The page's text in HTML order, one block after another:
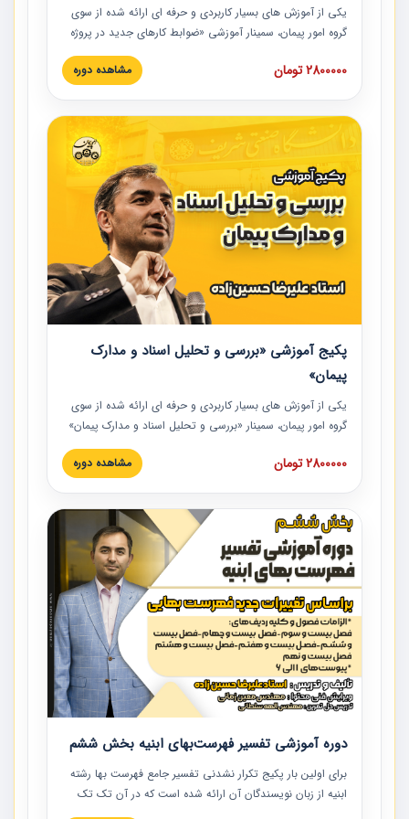
یکی از آموزش‏‏‏‏‏‏ های بسیار کاربردی و حرفه‏ ای ارائه شده از سوی
گروه امور پیمان، سمینار آموزشی «ضوابط کارهای جدید در پروژه
های عمرانی» چالش ها، تخلفات و راه حل ها با نگرش قراردادی
است که در محل سندیکای شرکت های ساختمانی کشور ارائه شد.
مدارک پیمان به همراه تجربیات عملی ارائه شده است.
2800000 تومان مشاهده دوره
پکیج آموزشی «بررسی و تحلیل اسناد و مدارک
پیمان»
یکی از آموزش‏‏‏‏‏‏ های بسیار کاربردی و حرفه‏ ای ارائه شده از سوی
گروه امور پیمان، سمینار «بررسی و تحلیل اسناد و مدارک پیمان»
است که در دانشگاه صنعتی شریف ارائه شد. در این آموزش
نکات کلیدی مربوط به اسناد و مدارک پیمان، اولویت بندی اسناد
پیمان به همراه تجربیات عملی در این خصوص ارائه شده است.
2800000 تومان مشاهده دوره
دوره آموزشی تفسیر فهرست‌بهای ابنیه بخش ششم
برای اولین بار پکیج تکرار نشدنی تفسیر جامع فهرست بها رشته
ابنیه از زبان نویسندگان آن ارائه شده است که در آن تک تک
ردیف ها و مطالب فهرست بها تفسیر و ارائه شده است. این